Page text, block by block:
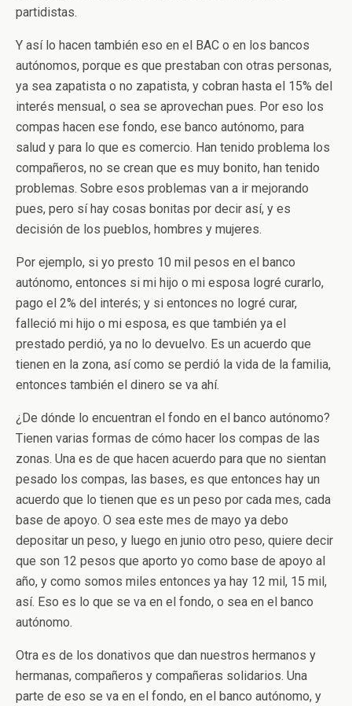
partidistas.
Y así lo hacen también eso en el BAC o en los bancos
autónomos, porque es que prestaban con otras personas,
ya sea zapatista o no zapatista, y cobran hasta el 15% del
interés mensual, o sea se aprovechan pues. Por eso los
compas hacen ese fondo, ese banco autónomo, para
salud y para lo que es comercio. Han tenido problema los
compañeros, no se crean que es muy bonito, han tenido
problemas. Sobre esos problemas van a ir mejorando
pues, pero sí hay cosas bonitas por decir así, y es
decisión de los pueblos, hombres y mujeres.
Por ejemplo, si yo presto 10 mil pesos en el banco
autónomo, entonces si mi hijo o mi esposa logré curarlo,
pago el 2% del interés; y si entonces no logré curar,
falleció mi hijo o mi esposa, es que también ya el
prestado perdió, ya no lo devuelvo. Es un acuerdo que
tienen en la zona, así como se perdió la vida de la familia,
entonces también el dinero se va ahí.
¿De dónde lo encuentran el fondo en el banco autónomo?
Tienen varias formas de cómo hacer los compas de las
zonas. Una es de que hacen acuerdo para que no sientan
pesado los compas, las bases, es que entonces hay un
acuerdo que lo tienen que es un peso por cada mes, cada
base de apoyo. O sea este mes de mayo ya debo
depositar un peso, y luego en junio otro peso, quiere decir
que son 12 pesos que aporto yo como base de apoyo al
año, y como somos miles entonces ya hay 12 mil, 15 mil,
así. Eso es lo que se va en el fondo, o sea en el banco
autónomo.
Otra es de los donativos que dan nuestros hermanos y
hermanas, compañeros y compañeras solidarios. Una
parte de eso se va en el fondo, en el banco autónomo, y